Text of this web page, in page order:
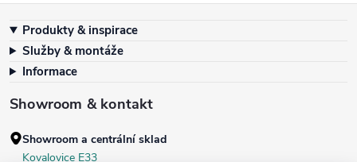
Produkty & inspirace
Služby & montáže
Informace
Showroom & kontakt
Showroom a centrální sklad
Kovalovice E33